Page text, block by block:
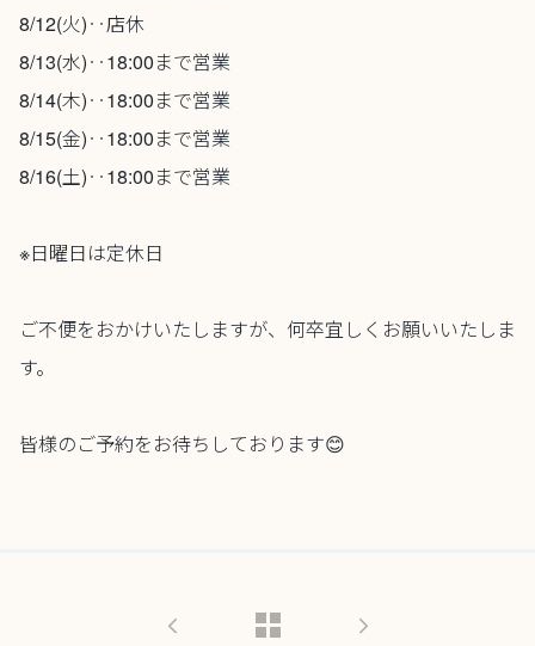
8/12(火)‥店休
8/13(水)‥18:00まで営業
8/14(木)‥18:00まで営業
8/15(金)‥18:00まで営業
8/16(土)‥18:00まで営業
※日曜日は定休日
ご不便をおかけいたしますが、何卒宜しくお願いいたしま
す。
皆様のご予約をお待ちしております😊